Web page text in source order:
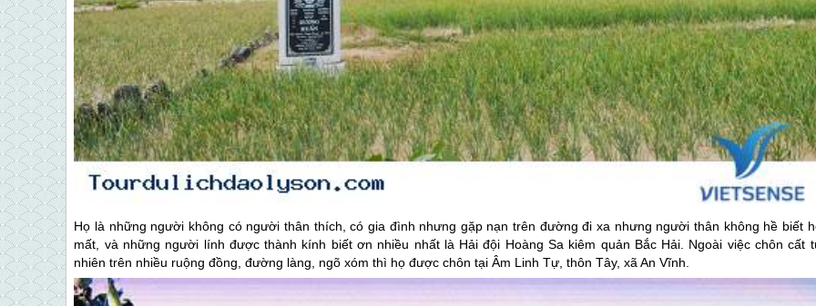
Họ là những người không có người thân thích, có gia đình nhưng gặp nạn trên đường đi xa nhưng người thân không hề biết
mất, và những người lính được thành kính biết ơn nhiều nhất là Hải đội Hoàng Sa kiêm quản Bắc Hải. Ngoài việc chôn cất
nhiên trên nhiều ruộng đồng, đường làng, ngõ xóm thì họ được chôn tại Âm Linh Tự, thôn Tây, xã An Vĩnh.